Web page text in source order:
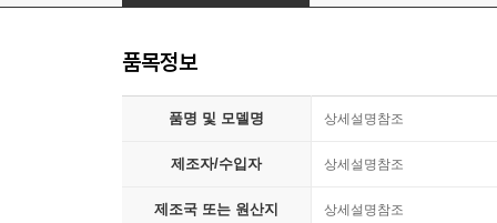
품목정보
품명 및 모델명 상세설명참조
제조자/수입자 상세설명참조
제조국 또는 원산지 상세설명참조